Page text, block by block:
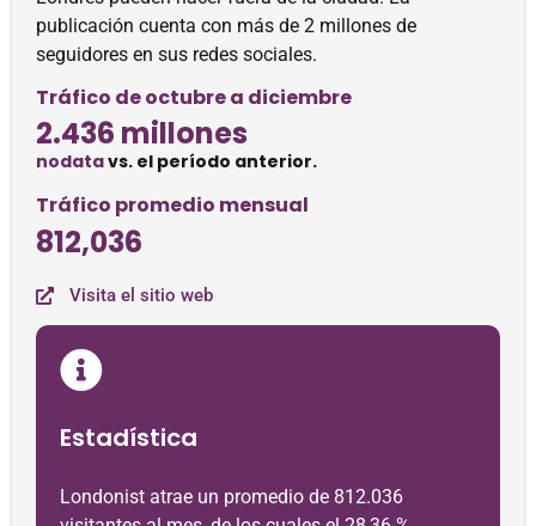
publicación cuenta con más de 2 millones de
seguidores en sus redes sociales.
Tráfico de octubre a diciembre
2.436 millones
nodatavs. el período anterior.
Tráfico promedio mensual
812,036
Visita el sitio web
Estadística
Londonist atrae un promedio de 812.036